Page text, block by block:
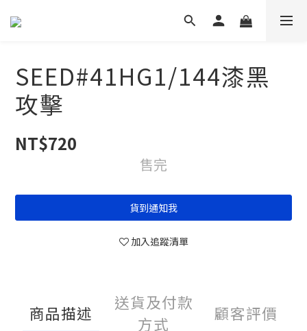
SEED#41HG1/144漆黑
攻擊
NT$720
售完
貨到通知我
加入追蹤清單
商品描述
送貨及付款
方式
顧客評價